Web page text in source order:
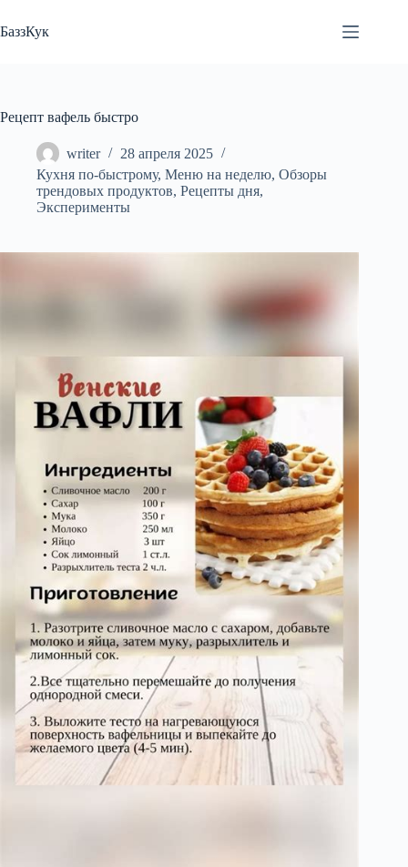
к
сути
БаззКук
Рецепт вафель быстро
writer
28 апреля 2025
Кухня по-быстрому, Меню на неделю, Обзоры
трендовых продуктов, Рецепты дня,
Эксперименты